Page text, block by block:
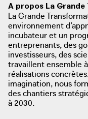
A propos La
La Grande
environnement
incubateur et un
entreprenants, des
investisseurs, des
travaillent ensemble
réalisations
imagination, nous
des chantiers
à 2030.